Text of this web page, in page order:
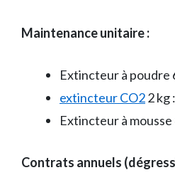
Maintenance unitaire :
Extincteur à poudre
extincteur CO22 kg
Extincteur à mousse
Contrats annuels